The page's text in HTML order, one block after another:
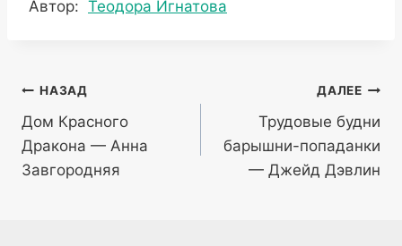
Метки
Автор: Теодора Игнатова
Навигация
по
записям
НАЗАД
Дом Красного
Дракона — Анна
Завгородняя
ДАЛЕЕ
Трудовые будни
барышни-попаданки
— Джейд Дэвлин